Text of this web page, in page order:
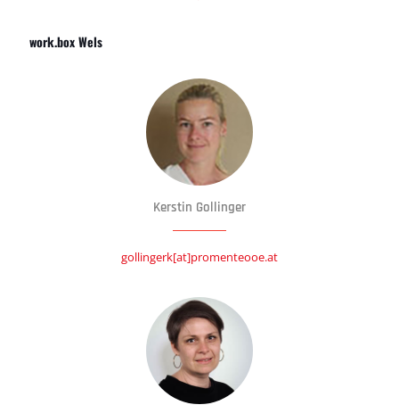
work.box Wels
Kerstin Gollinger
gollingerk[at]promenteooe.at